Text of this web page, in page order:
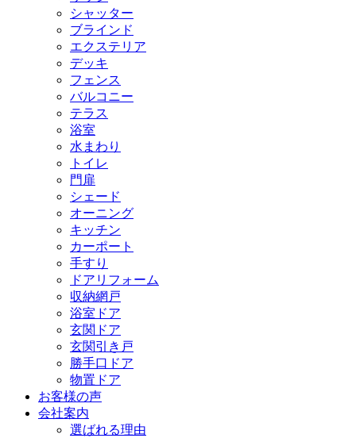
シャッター
ブラインド
エクステリア
デッキ
フェンス
バルコニー
テラス
浴室
水まわり
トイレ
門扉
シェード
オーニング
キッチン
カーポート
手すり
ドアリフォーム
収納網戸
浴室ドア
玄関ドア
玄関引き戸
勝手口ドア
物置ドア
お客様の声
会社案内
選ばれる理由